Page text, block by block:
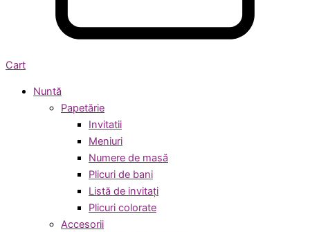
Cart
Nuntă
Papetărie
Invitatii
Meniuri
Numere de masă
Plicuri de bani
Listă de invitați
Plicuri colorate
Accesorii